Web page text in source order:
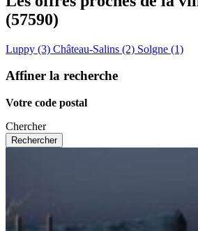
(57590)
Luppy (3) Château-Salins (2) Solgne (1)
Affiner la recherche
Votre code postal
Chercher